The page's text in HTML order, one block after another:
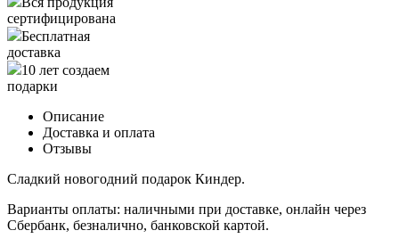
сертифицирована
Бесплатная
доставка
10 лет создаем
подарки
Описание
Доставка и оплата
Отзывы
Сладкий новогодний подарок Киндер.
Варианты оплаты: наличными при доставке, онлайн через
Сбербанк, безналично, банковской картой.